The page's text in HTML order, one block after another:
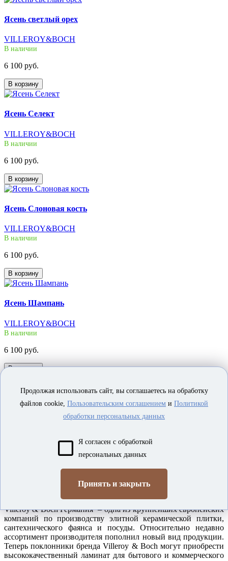
Ясень светлый орех
VILLEROY&BOCH
В наличии
6 100 руб.
В корзину
Ясень Селект
VILLEROY&BOCH
В наличии
6 100 руб.
В корзину
Ясень Слоновая кость
VILLEROY&BOCH
В наличии
6 100 руб.
В корзину
Ясень Шампань
VILLEROY&BOCH
В наличии
6 100 руб.
В корзину
VILLEROY&BOCH
Показано с 1 по 30 из 30 (всего 1 страниц)
Villeroy & Boch Германия – одна из крупнейших европейских
компаний по производству элитной керамической плитки,
сантехнического фаянса и посуды. Относительно недавно
ассортимент производителя пополнил новый вид продукции.
Теперь поклонники бренда Villeroy & Boch могут приобрести
высококачественный ламинат для бытового и коммерческого
Продолжая использовать сайт, вы соглашаетесь на обработку
файлов cookie, Пользовательским соглашением и Политикой
обработки персональных данных
Я согласен с обработкой
персональных данных
Принять и закрыть